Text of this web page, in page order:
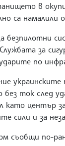
в
са намалили
безпилотни
за
по
без ток след
като център
сили и за
съобщи по-